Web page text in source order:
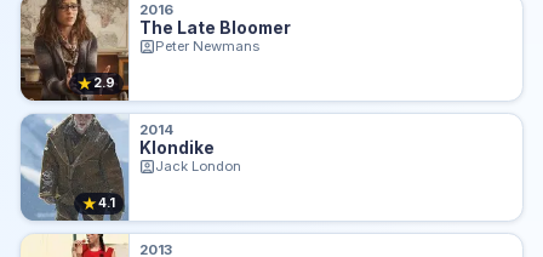
★2.9
2016
The Late Bloomer
Peter Newmans
★4.1
2014
Klondike
Jack London
2013